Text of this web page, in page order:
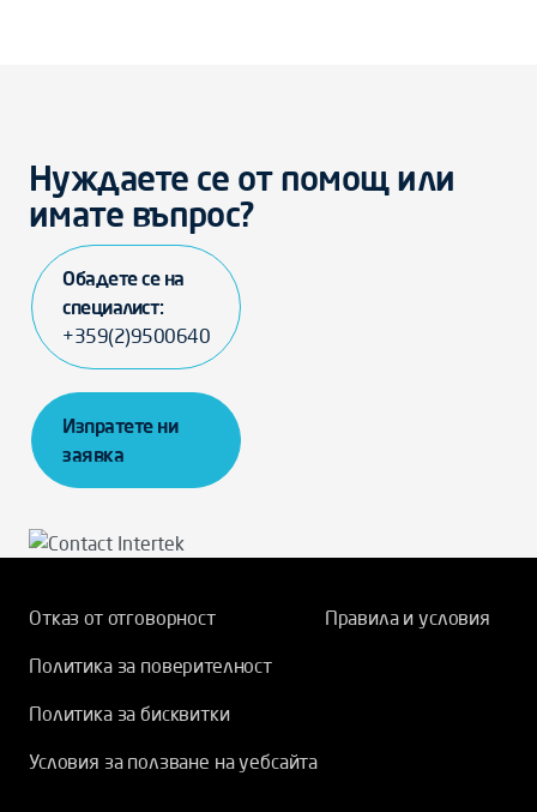
Нуждаете се от помощ или
имате въпрос?
Обадете се на
специалист:
+359(2)9500640
Изпратете ни
заявка
Отказ от отговорност
Правила и условия
Политика за поверителност
Политика за бисквитки
Условия за ползване на уебсайта